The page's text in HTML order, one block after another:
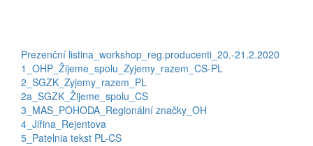
Prezenční listina_workshop_reg.producenti_20.-21.2.2020
1_OHP_Žijeme_spolu_Zyjemy_razem_CS-PL
2_SGZK_Zyjemy_razem_PL
2a_SGZK_Žijeme_spolu_CS
3_MAS_POHODA_Regionální značky_OH
4_Jiřina_Rejentova
5_Patelnia tekst PL-CS